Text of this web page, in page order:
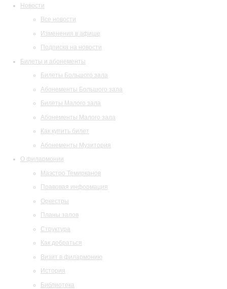
Новости
Все новости
Изменения в афише
Подписка на новости
Билеты и абонементы
Билеты Большого зала
Абонементы Большого зала
Билеты Малого зала
Абонементы Малого зала
Как купить билет
Абонементы Музитория
О филармонии
Маэстро Темирканов
Правовая информация
Оркестры
Планы залов
Структура
Как добраться
Визит в филармонию
История
Библиотека